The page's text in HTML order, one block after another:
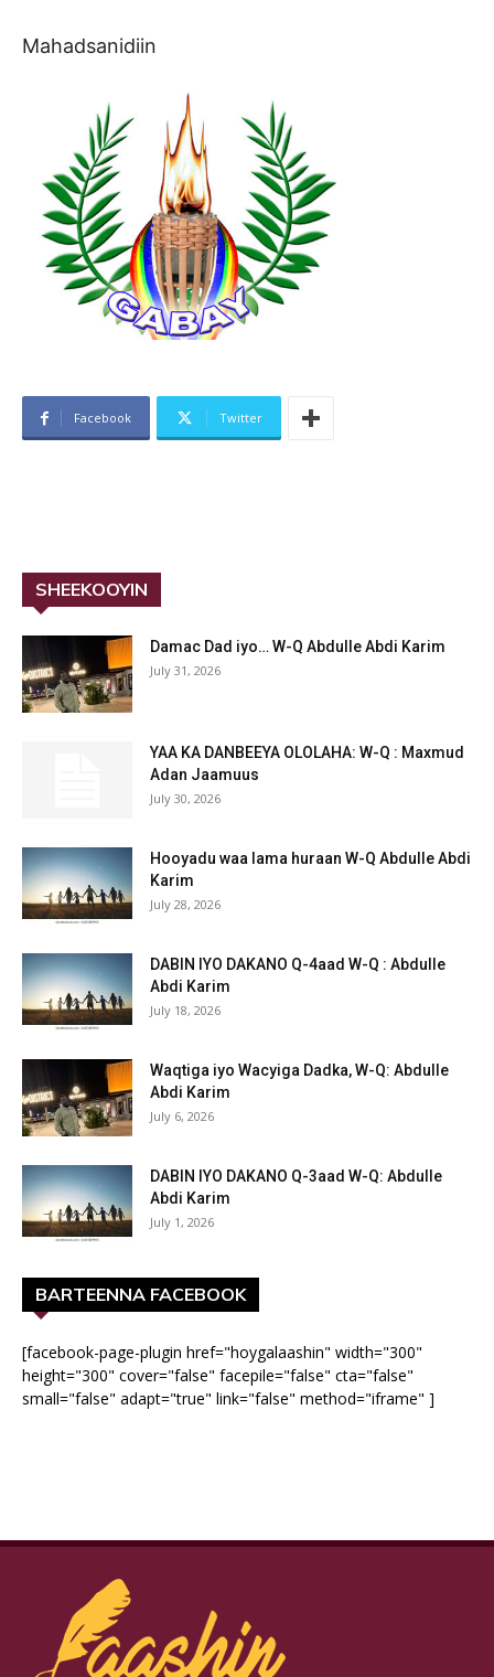
Mahadsanidiin
Facebook Twitter
SHEEKOOYIN
Damac Dad iyo… W-Q Abdulle Abdi Karim
July 31, 2026
YAA KA DANBEEYA OLOLAHA: W-Q : Maxmud
Adan Jaamuus
July 30, 2026
Hooyadu waa lama huraan W-Q Abdulle Abdi
Karim
July 28, 2026
DABIN IYO DAKANO Q-4aad W-Q : Abdulle
Abdi Karim
July 18, 2026
Waqtiga iyo Wacyiga Dadka, W-Q: Abdulle
Abdi Karim
July 6, 2026
DABIN IYO DAKANO Q-3aad W-Q: Abdulle
Abdi Karim
July 1, 2026
BARTEENNA FACEBOOK
[facebook-page-plugin href="hoygalaashin" width="300"
height="300" cover="false" facepile="false" cta="false"
small="false" adapt="true" link="false" method="iframe" ]